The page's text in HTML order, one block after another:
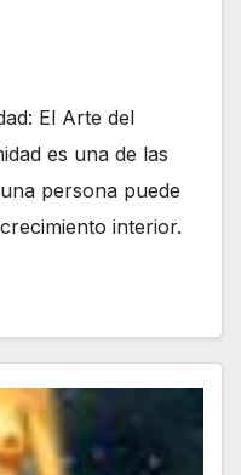
El Arte del
es una de las
persona puede
interior.